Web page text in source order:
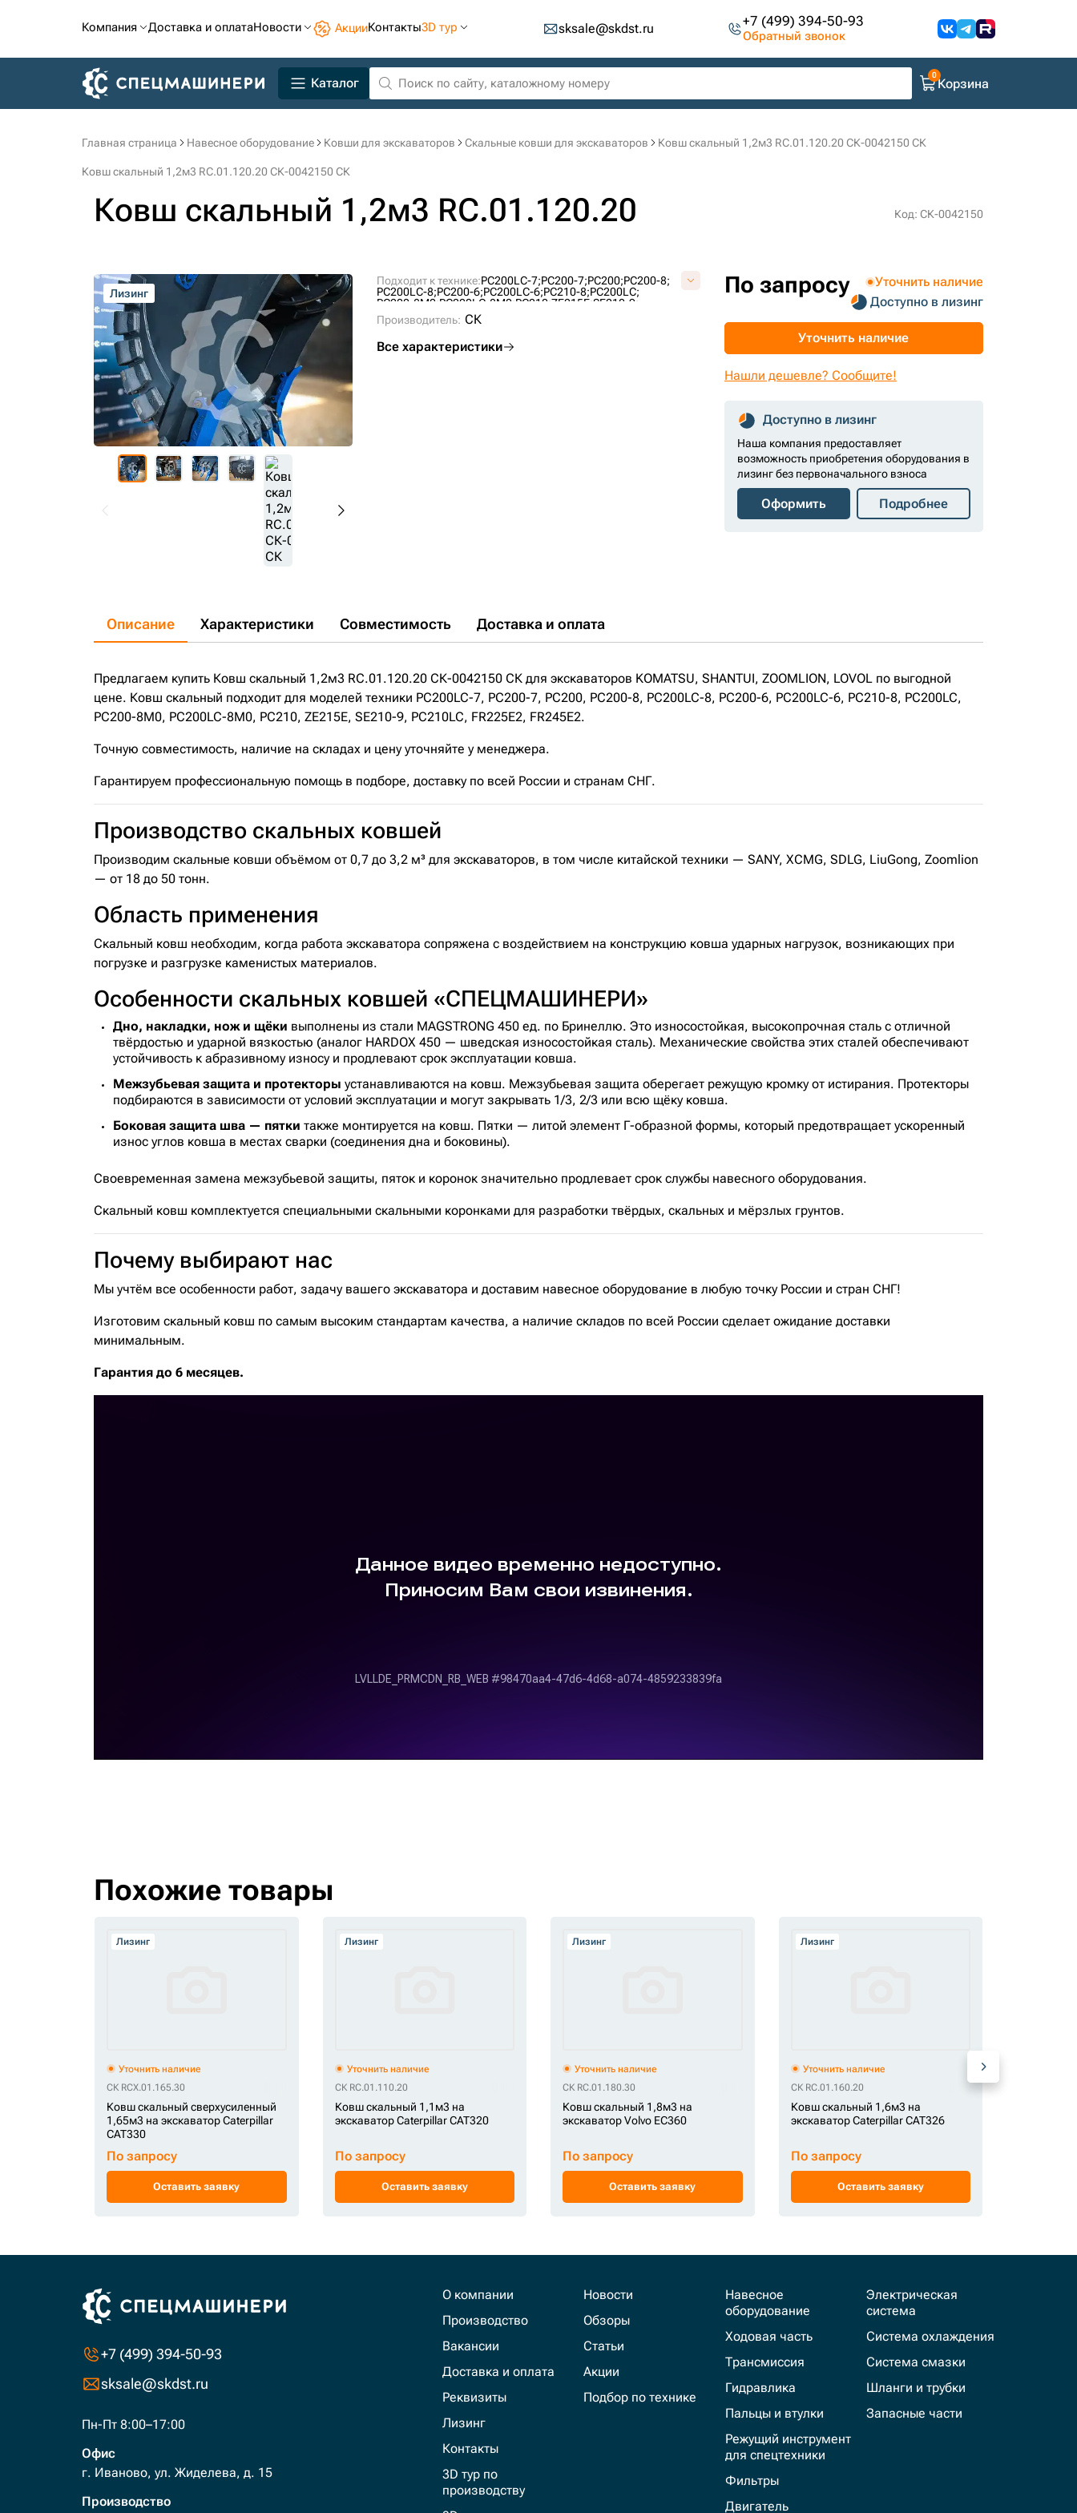
Компания Доставка и оплатаНовости АкцииКонтакты3D тур sksale@skdst.ru +7 (499) 394-50-93
Обратный звонок
Каталог Корзина
Главная страница Навесное оборудование Ковши для экскаваторов Скальные ковши для экскаваторов Ковш скальный 1,2м3 RC.01.120.20 СК-0042150 СК
Ковш скальный 1,2м3 RC.01.120.20 СК-0042150 СК
Ковш скальный 1,2м3 RC.01.120.20 Код: СК-0042150
Лизинг
Лизинг
Лизинг
Лизинг
Лизинг
Подходит к технике:PC200LC-7;PC200-7;PC200;PC200-8;
PC200LC-8;PC200-6;PC200LC-6;PC210-8;PC200LC;
PC200-8M0;PC200LC-8M0;PC210;ZE215E;SE210-9;
PC210LC;
FR225E2;FR245E2;
Производитель: СК
Все характеристики
По запросу
Уточнить наличие
Доступно в лизинг
Уточнить наличие
Нашли дешевле? Сообщите!
Доступно в лизинг
Наша компания предоставляет
возможность приобретения оборудования в
лизинг без первоначального взноса
Оформить Подробнее
Описание Характеристики Совместимость Доставка и оплата
Предлагаем купить Ковш скальный 1,2м3 RC.01.120.20 СК-0042150 СК для экскаваторов KOMATSU, SHANTUI, ZOOMLION, LOVOL по выгодной
цене. Ковш скальный подходит для моделей техники PC200LC-7, PC200-7, PC200, PC200-8, PC200LC-8, PC200-6, PC200LC-6, PC210-8, PC200LC,
PC200-8M0, PC200LC-8M0, PC210, ZE215E, SE210-9, PC210LC, FR225E2, FR245E2.
Точную совместимость, наличие на складах и цену уточняйте у менеджера.
Гарантируем профессиональную помощь в подборе, доставку по всей России и странам СНГ.
Производство скальных ковшей
Производим скальные ковши объёмом от 0,7 до 3,2 м³ для экскаваторов, в том числе китайской техники — SANY, XCMG, SDLG, LiuGong, Zoomlion
— от 18 до 50 тонн.
Область применения
Скальный ковш необходим, когда работа экскаватора сопряжена с воздействием на конструкцию ковша ударных нагрузок, возникающих при
погрузке и разгрузке каменистых материалов.
Особенности скальных ковшей «СПЕЦМАШИНЕРИ»
Дно, накладки, нож и щёки выполнены из стали MAGSTRONG 450 ед. по Бринеллю. Это износостойкая, высокопрочная сталь с отличной
твёрдостью и ударной вязкостью (аналог HARDOX 450 — шведская износостойкая сталь). Механические свойства этих сталей обеспечивают
устойчивость к абразивному износу и продлевают срок эксплуатации ковша.
Межзубьевая защита и протекторы устанавливаются на ковш. Межзубьевая защита оберегает режущую кромку от истирания. Протекторы
подбираются в зависимости от условий эксплуатации и могут закрывать 1/3, 2/3 или всю щёку ковша.
Боковая защита шва — пятки также монтируется на ковш. Пятки — литой элемент Г-образной формы, который предотвращает ускоренный
износ углов ковша в местах сварки (соединения дна и боковины).
Своевременная замена межзубьевой защиты, пяток и коронок значительно продлевает срок службы навесного оборудования.
Скальный ковш комплектуется специальными скальными коронками для разработки твёрдых, скальных и мёрзлых грунтов.
Почему выбирают нас
Мы учтём все особенности работ, задачу вашего экскаватора и доставим навесное оборудование в любую точку России и стран СНГ!
Изготовим скальный ковш по самым высоким стандартам качества, а наличие складов по всей России сделает ожидание доставки
минимальным.
Гарантия до 6 месяцев.
Похожие товары
Лизинг
Уточнить наличие
СК RCX.01.165.30
Ковш скальный сверхусиленный
1,65м3 на экскаватор Caterpillar
CAT330
По запросу
Оставить заявку
Лизинг
Уточнить наличие
СК RC.01.110.20
Ковш скальный 1,1м3 на
экскаватор Caterpillar CAT320
По запросу
Оставить заявку
Лизинг
Уточнить наличие
СК RC.01.180.30
Ковш скальный 1,8м3 на
экскаватор Volvo EC360
По запросу
Оставить заявку
Лизинг
Уточнить наличие
СК RC.01.160.20
Ковш скальный 1,6м3 на
экскаватор Caterpillar CAT326
По запросу
Оставить заявку
+7 (499) 394-50-93
sksale@skdst.ru
Пн-Пт 8:00–17:00
Офис
г. Иваново, ул. Жиделева, д. 15
Производство
О компании
Производство
Вакансии
Доставка и оплата
Реквизиты
Лизинг
Контакты
3D тур по
производству
Новости
Обзоры
Статьи
Акции
Подбор по технике
Навесное
оборудование
Ходовая часть
Трансмиссия
Гидравлика
Пальцы и втулки
Режущий инструмент
для спецтехники
Фильтры
Двигатель
Электрическая
система
Система охлаждения
Система смазки
Шланги и трубки
Запасные части